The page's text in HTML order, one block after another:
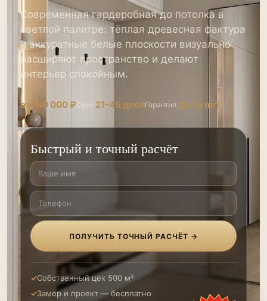
Современная гардеробная до потолка в
светлой палитре: тёплая древесная фактура
и аккуратные белые плоскости визуально
расширяют пространство и делают
интерьер спокойным.
от 180 000 ₽Срок:21-45 днейГарантия:До 10 лет
Быстрый и точный расчёт
ПОЛУЧИТЬ ТОЧНЫЙ РАСЧЁТ →
Собственный цех 500 м²
Замер и проект — бесплатно